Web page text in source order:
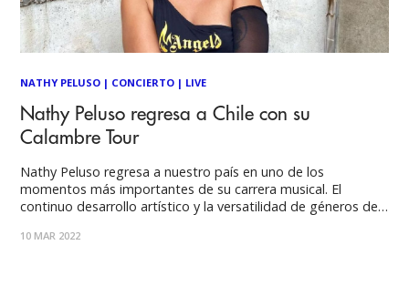
NATHY PELUSO | CONCIERTO | LIVE
Nathy Peluso regresa a Chile con su
Calambre Tour
Nathy Peluso regresa a nuestro país en uno de los
momentos más importantes de su carrera musical. El
continuo desarrollo artístico y la versatilidad de géneros de
condición de artista líder en la escena musical internacional.
10 MAR 2022